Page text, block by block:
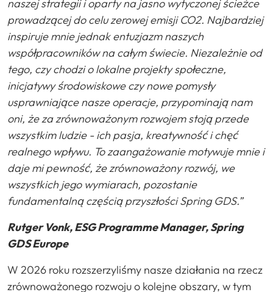
naszej strategii i oparty na jasno wytyczonej ścieżce
prowadzącej do celu zerowej emisji CO2. Najbardziej
inspiruje mnie jednak entuzjazm naszych
współpracowników na całym świecie. Niezależnie od
tego, czy chodzi o lokalne projekty społeczne,
inicjatywy środowiskowe czy nowe pomysły
usprawniające nasze operacje, przypominają nam
oni, że za zrównoważonym rozwojem stoją przede
wszystkim ludzie - ich pasja, kreatywność i chęć
realnego wpływu. To zaangażowanie motywuje mnie i
daje mi pewność, że zrównoważony rozwój, we
wszystkich jego wymiarach, pozostanie
fundamentalną częścią przyszłości Spring GDS.”
Rutger Vonk, ESG Programme Manager, Spring
GDS Europe
W 2026 roku rozszerzyliśmy nasze działania na rzecz
zrównoważonego rozwoju o kolejne obszary, w tym